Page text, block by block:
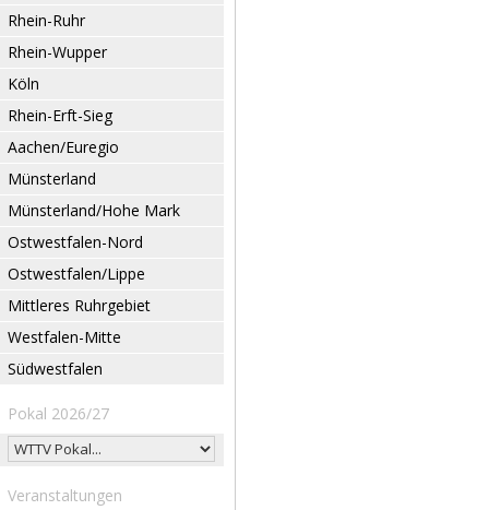
Rhein-Ruhr
Rhein-Wupper
Köln
Rhein-Erft-Sieg
Aachen/Euregio
Münsterland
Münsterland/Hohe Mark
Ostwestfalen-Nord
Ostwestfalen/Lippe
Mittleres Ruhrgebiet
Westfalen-Mitte
Südwestfalen
Pokal 2026/27
Veranstaltungen